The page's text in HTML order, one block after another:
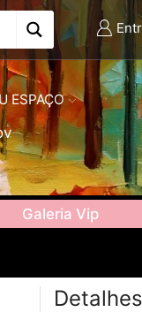
ESPAÇO
Galeria Vip